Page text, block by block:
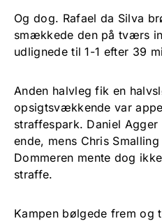
Og dog. Rafael da Silva
smækkede den på tværs
udlignede til 1-1 efter 39
Anden halvleg fik en
opsigtsvækkende var
straffespark. Daniel
ende, mens Chris
Dommeren mente dog
straffe.
Kampen bølgede frem og